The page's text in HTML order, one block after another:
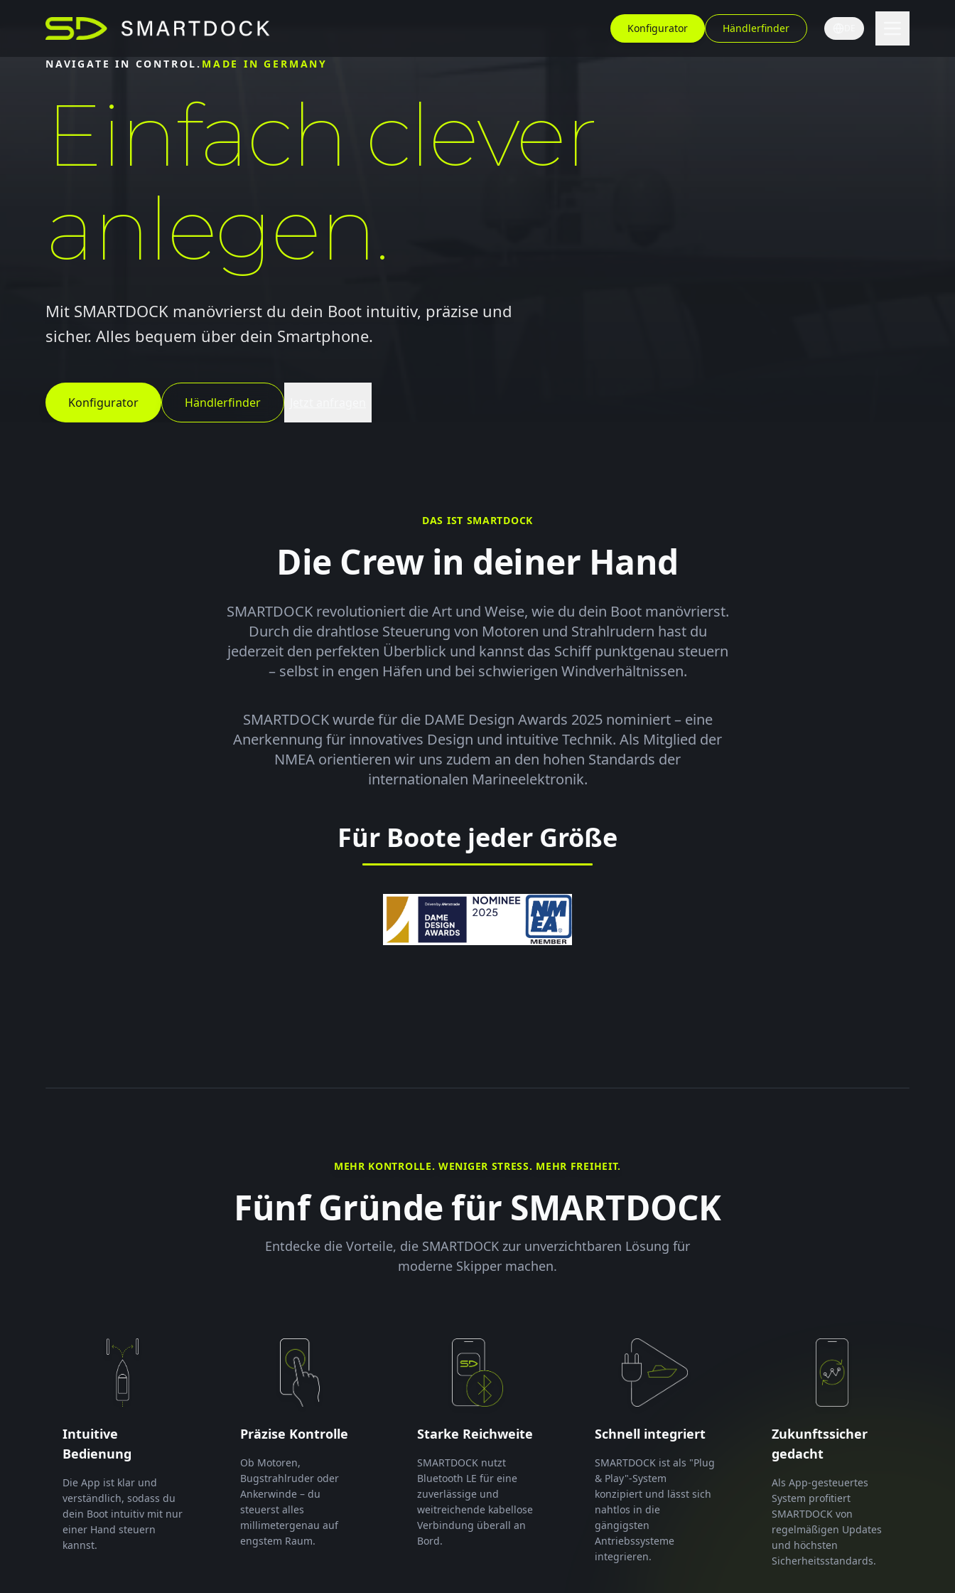
Konfigurator Händlerfinder
NAVIGATE IN CONTROL. MADE IN GERMANY
Einfach clever
anlegen.
Mit SMARTDOCK manövrierst du dein Boot intuitiv, präzise und
sicher. Alles bequem über dein Smartphone.
Konfigurator Händlerfinder
DAS IST SMARTDOCK
Die Crew in deiner Hand
SMARTDOCK revolutioniert die Art und Weise, wie du dein Boot manövrierst.
Durch die drahtlose Steuerung von Motoren und Strahlrudern hast du
jederzeit den perfekten Überblick und kannst das Schiff punktgenau steuern
– selbst in engen Häfen und bei schwierigen Windverhältnissen.
SMARTDOCK wurde für die DAME Design Awards 2025 nominiert – eine
Anerkennung für innovatives Design und intuitive Technik. Als Mitglied der
NMEA orientieren wir uns zudem an den hohen Standards der
internationalen Marineelektronik.
Für Boote jeder Größe
MEHR KONTROLLE. WENIGER STRESS. MEHR FREIHEIT.
Fünf Gründe für SMARTDOCK
Entdecke die Vorteile, die SMARTDOCK zur unverzichtbaren Lösung für
moderne Skipper machen.
Intuitive
Bedienung
Die App ist klar und
verständlich, sodass du
dein Boot intuitiv mit nur
einer Hand steuern
kannst.
Präzise Kontrolle
Ob Motoren,
Bugstrahlruder oder
Ankerwinde – du
steuerst alles
millimetergenau auf
engstem Raum.
Starke Reichweite
SMARTDOCK nutzt
Bluetooth LE für eine
zuverlässige und
weitreichende kabellose
Verbindung überall an
Bord.
Schnell integriert
SMARTDOCK ist als "Plug
& Play"-System
konzipiert und lässt sich
nahtlos in die
gängigsten
Antriebssysteme
integrieren.
Zukunftssicher
gedacht
Als App-gesteuertes
System profitiert
SMARTDOCK von
regelmäßigen Updates
und höchsten
Sicherheitsstandards.